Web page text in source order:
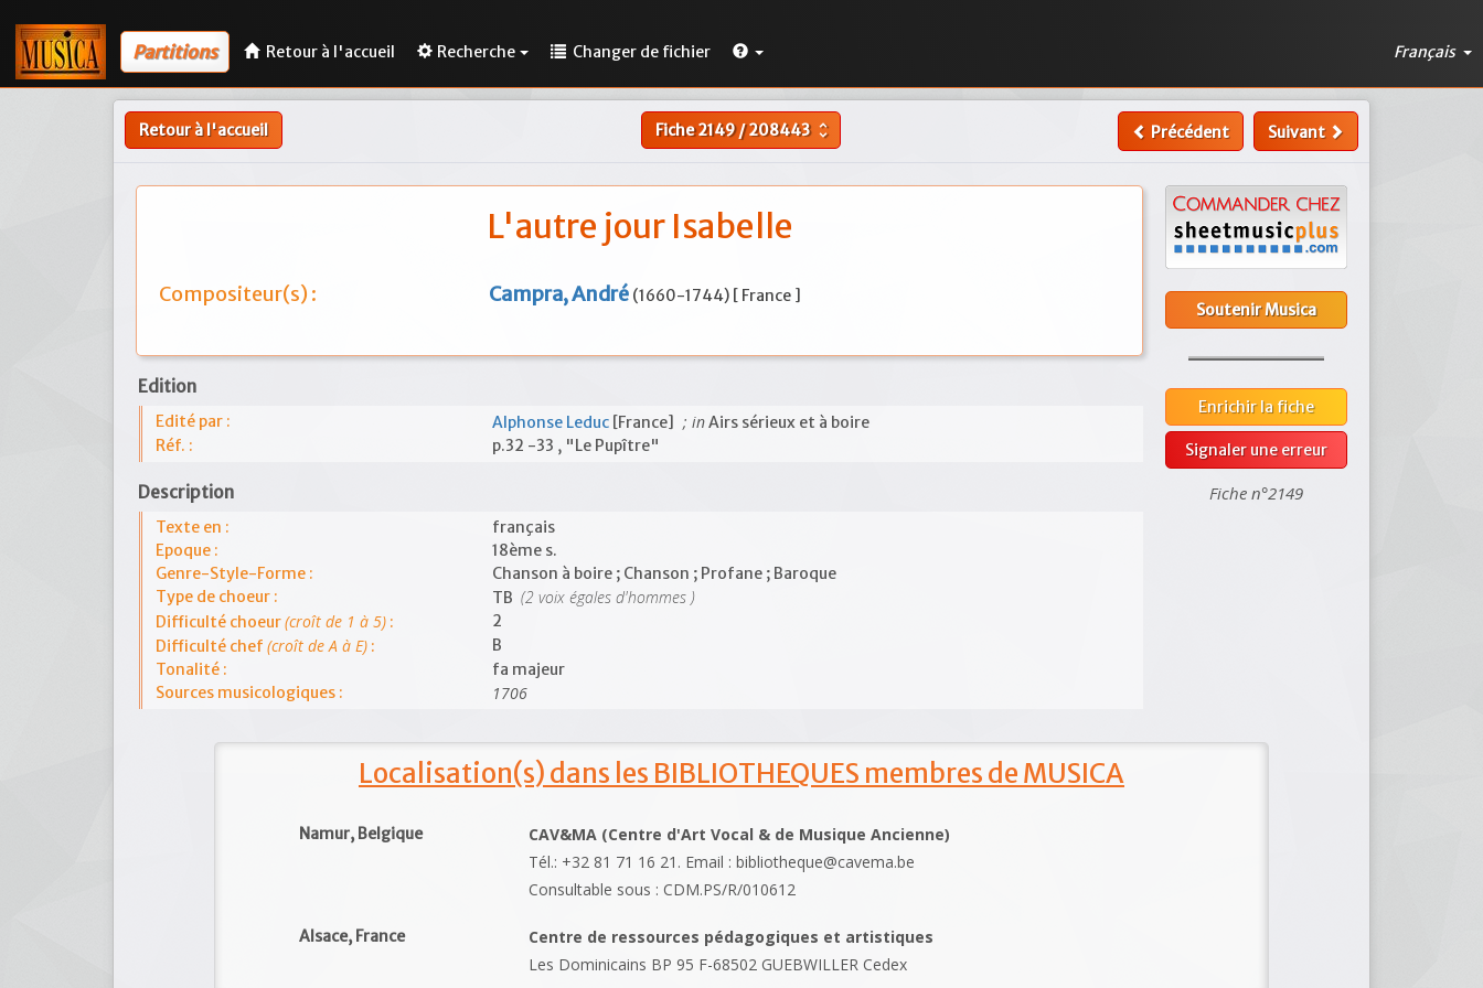
Partitions Retour à l'accueil Recherche Changer de fichier Français
Retour à l'accueil Fiche2149/208443 unfold_more Précédent Suivant
L'autre jour Isabelle
Compositeur(s) : Campra, André (1660-1744) [ France ]
Edition
Edité par : Alphonse Leduc [France] ; inAirs sérieux et à boire
Réf. :
p.32 -33 , "Le Pupître"
Description
Texte en :
français
Epoque :
18ème s.
Genre-Style-Forme :
Chanson à boire ; Chanson ; Profane ; Baroque
Type de choeur :
TB (2 voix égales d'hommes )
Difficulté choeur(croît de 1 à 5) :
2
Difficulté chef (croît de A à E) :
B
Tonalité :
fa majeur
Sources musicologiques :
1706
Soutenir Musica
Enrichir la fiche
Signaler une erreur
Fiche n°2149
Localisation(s) dans les BIBLIOTHEQUES membres de MUSICA
Namur, Belgique
CAV&MA (Centre d'Art Vocal & de Musique Ancienne)
Tél.: +32 81 71 16 21. Email : bibliotheque@cavema.be
Consultable sous : CDM.PS/R/010612
Alsace, France
Centre de ressources pédagogiques et artistiques
Les Dominicains BP 95 F-68502 GUEBWILLER Cedex